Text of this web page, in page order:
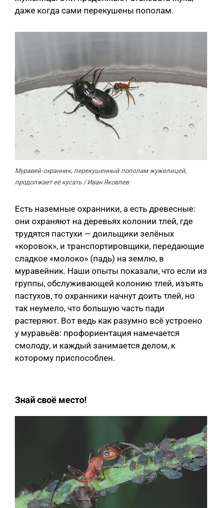
даже когда сами перекушены пополам.
Муравей-охранник, перекушенный пополам жужелицей,
продолжает её кусать / Иван Яковлев
Есть наземные охранники, а есть древесные:
они охраняют на деревьях колонии тлей, где
трудятся пастухи — доильщики зелёных
«коровок», и транспортировщики, передающие
сладкое «молоко» (падь) на землю, в
муравейник. Наши опыты показали, что если из
группы, обслуживающей колонию тлей, изъять
пастухов, то охранники начнут доить тлей, но
так неумело, что большую часть пади
растеряют. Вот ведь как разумно всё устроено
у муравьёв: профориентация намечается
смолоду, и каждый занимается делом, к
которому приспособлен.
Знай своё место!